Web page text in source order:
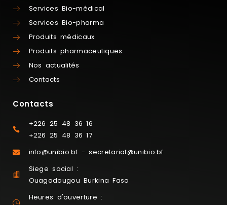
Services Bio-médical
Services Bio-pharma
Produits médicaux
Produits pharmaceutiques
Nos actualités
Contacts
Contacts
+226 25 48 36 16
+226 25 48 36 17
info@unibio.bf - secretariat@unibio.bf
Siege social :
Ouagadougou Burkina Faso
Heures d'ouverture :